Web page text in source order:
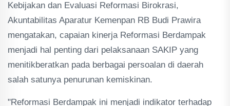
Kebijakan dan Evaluasi Reformasi Birokrasi,
Akuntabilitas Aparatur Kemenpan RB Budi Prawira
mengatakan, capaian kinerja Reformasi Berdampak
menjadi hal penting dari pelaksanaan SAKIP yang
menitikberatkan pada berbagai persoalan di daerah
salah satunya penurunan kemiskinan.
"Reformasi Berdampak ini menjadi indikator terhadap